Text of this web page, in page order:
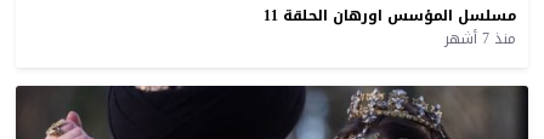
مسلسل المؤسس اورهان الحلقة 11
منذ 7 أشهر